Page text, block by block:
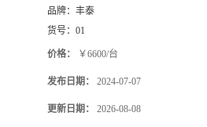
品牌： 丰泰
货号： 01
价格： ￥6600/台
发布日期： 2024-07-07
更新日期： 2026-08-08